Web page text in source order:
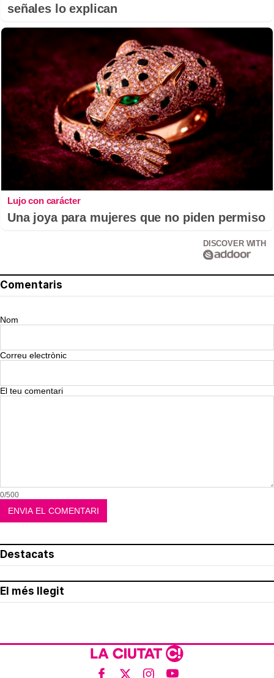
señales lo explican
Lujo con carácter
Una joya para mujeres que no piden permiso
DISCOVER WITH
Comentaris
Nom
Correu electrònic
El teu comentari
0/500
Destacats
El més llegit